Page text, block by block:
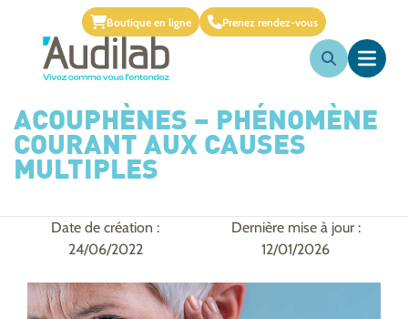
Boutique en ligne Prenez rendez-vous
ACOUPHÈNES – PHÉNOMÈNE
COURANT AUX CAUSES
MULTIPLES
Date de création :
24/06/2022
Dernière mise à jour :
12/01/2026